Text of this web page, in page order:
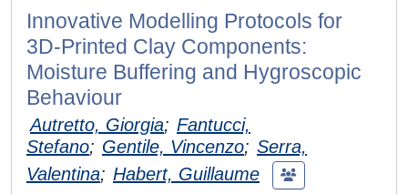
Innovative Modelling Protocols for
3D-Printed Clay Components:
Moisture Buffering and Hygroscopic
Behaviour
Autretto, Giorgia; Fantucci,
Stefano; Gentile, Vincenzo; Serra,
Valentina; Habert, Guillaume